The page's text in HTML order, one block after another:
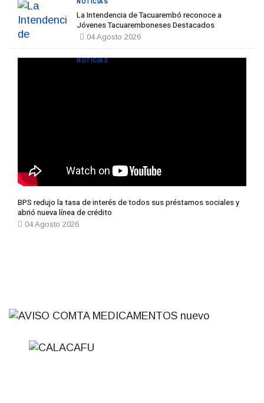
La Intendencia de Tacuarembó reconoce a
Jóvenes Tacuaremboneses Destacados
04 Agosto 2026
BPS redujo la tasa de interés de todos sus préstamos sociales y
abrió nueva línea de crédito
04 Agosto 2026
NOTICIAS